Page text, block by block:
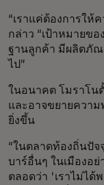
“เราแค่ต้องการให้
กล่าว “เป้าหมายขอ
ฐานลูกค้า มีผลิตภัณ
ไป”
ในอนาคต โมราโน
และอาจขยายควา
ยิ่งขึ้น
“ในตลาดท้องถิ่นปั
บาร์อื่นๆ ในเมืองอย่
ตลอดว่า 'เราไม่ได้